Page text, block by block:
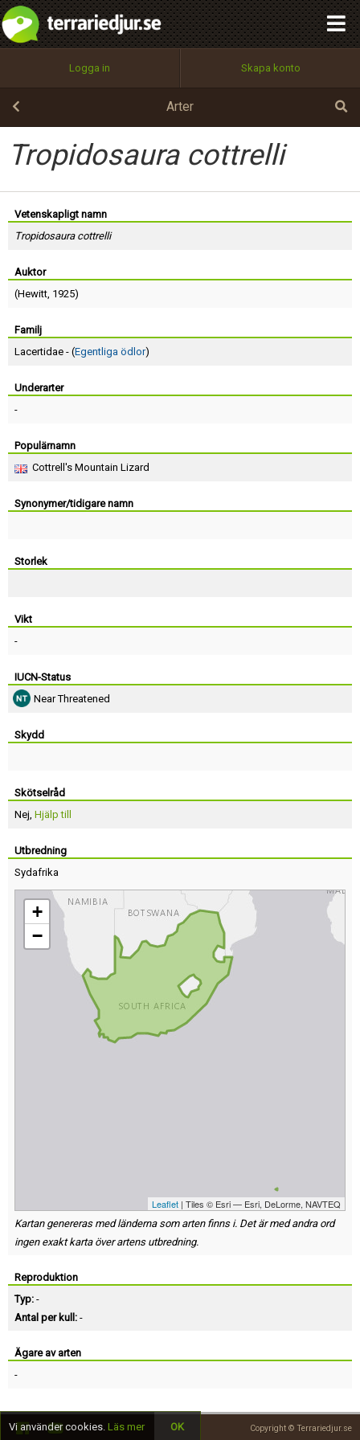
Logga in Skapa konto
Arter
Tropidosaura cottrelli
Vetenskapligt namn
Tropidosaura cottrelli
Auktor
(Hewitt, 1925)
Familj
Lacertidae - (Egentliga ödlor)
Underarter
-
Populärnamn
Cottrell's Mountain Lizard
Synonymer/tidigare namn
Storlek
Vikt
-
IUCN-Status
Near Threatened
Skydd
Skötselråd
Nej, Hjälp till
Utbredning
Sydafrika
+
−
Leaflet | Tiles © Esri — Esri, DeLorme, NAVTEQ
Kartan genereras med länderna som arten finns i. Det är med andra ord
ingen exakt karta över artens utbredning.
Reproduktion
Typ: -
Antal per kull: -
Ägare av arten
-
Copyright © Terrariedjur.se
Utför
100%
OK
integritetspolicy
Namn:
Epost:
Användarnamn:
Lösenord:
Terms of Service
Begär nytt lösenord
Tillbaka till förstasidan
Vi använder cookies. Läs mer OK